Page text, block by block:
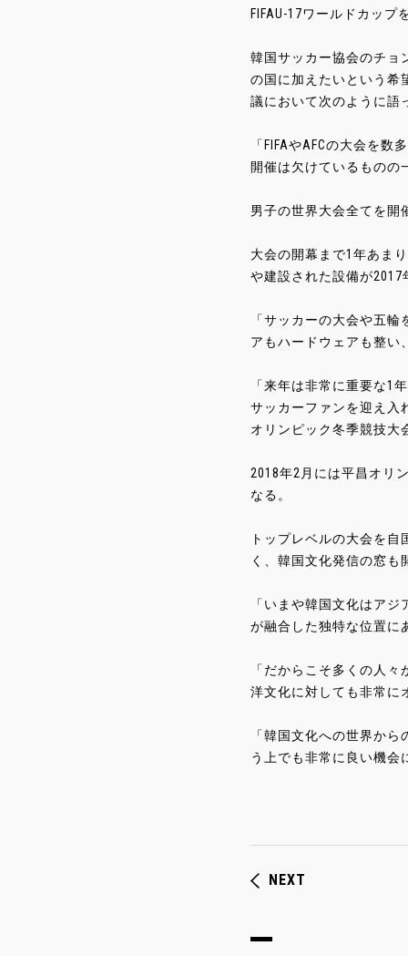
FIFAU-17ワールドカッ
韓国サッカー協会のチョ
の国に加えたいという希
議において次のように語
「FIFAやAFCの大会を
開催は欠けているものの
男子の世界大会全てを開
大会の開幕まで1年あま
や建設された設備が
「サッカーの大会や五
アもハードウェアも整い
「来年は非常に重要な1
サッカーファンを迎え入
オリンピック冬季競技大
2018年2月には平昌オリ
なる。
トップレベルの大会を
く、韓国文化発信の窓
「いまや韓国文化はア
が融合した独特な位置に
「だからこそ多くの人
洋文化に対しても非常に
「韓国文化への世界か
う上でも非常に良い機会
NEXT